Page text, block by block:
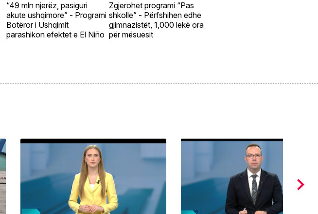
“49 mln njerëz, pasiguri
akute ushqimore” - Programi
Botëror i Ushqimit
parashikon efektet e El Niño
Zgjerohet programi “Pas
shkolle” - Përfshihen edhe
gjimnazistët, 1,000 lekë ora
për mësuesit